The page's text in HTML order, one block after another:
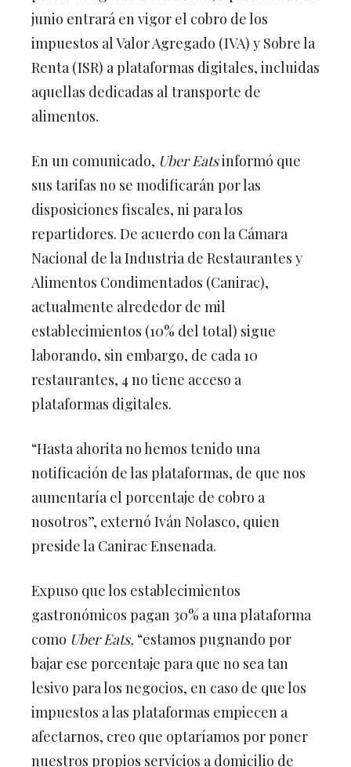
junio entrará en vigor el cobro de los
impuestos al Valor Agregado (IVA) y Sobre la
Renta (ISR) a plataformas digitales, incluidas
aquellas dedicadas al transporte de
alimentos.
En un comunicado, Uber Eats informó que
sus tarifas no se modificarán por las
disposiciones fiscales, ni para los
repartidores. De acuerdo con la Cámara
Nacional de la Industria de Restaurantes y
Alimentos Condimentados (Canirac),
actualmente alrededor de mil
establecimientos (10% del total) sigue
laborando, sin embargo, de cada 10
restaurantes, 4 no tiene acceso a
plataformas digitales.
“Hasta ahorita no hemos tenido una
notificación de las plataformas, de que nos
aumentaría el porcentaje de cobro a
nosotros”, externó Iván Nolasco, quien
preside la Canirac Ensenada.
Expuso que los establecimientos
gastronómicos pagan 30% a una plataforma
Uber Eats,
“estamos pugnando por
bajar ese porcentaje para que no sea tan
lesivo para los negocios, en caso de que los
impuestos a las plataformas empiecen a
afectarnos, creo que optaríamos por poner
nuestros propios servicios a domicilio de